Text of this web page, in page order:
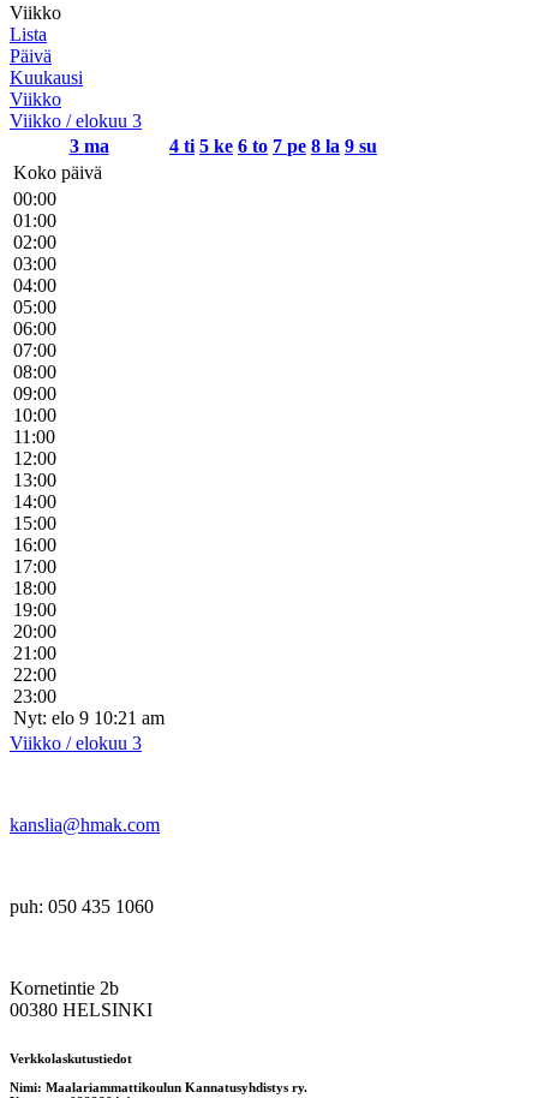
Viikko
Lista
Päivä
Kuukausi
Viikko
Viikko / elokuu 3
3 ma 4 ti 5 ke 6 to 7 pe 8 la 9 su
Koko päivä
00:00
01:00
02:00
03:00
04:00
05:00
06:00
07:00
08:00
09:00
10:00
11:00
12:00
13:00
14:00
15:00
16:00
17:00
18:00
19:00
20:00
21:00
22:00
23:00
Nyt: elo 9 10:21 am
Viikko / elokuu 3
kanslia@hmak.com
puh: 050 435 1060
Kornetintie 2b
00380 HELSINKI
Verkkolaskutustiedot
Nimi: Maalariammattikoulun Kannatusyhdistys ry.